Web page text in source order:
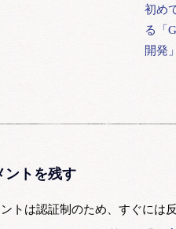
初め
る「
開発」
ントを残す
トは認証制のため、すぐには